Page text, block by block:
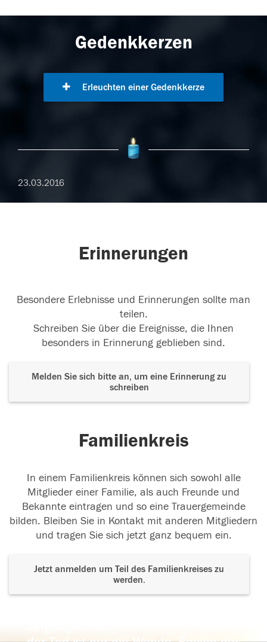
Gedenkkerzen
Erleuchten einer Gedenkkerze
23.03.2016
Erinnerungen
Besondere Erlebnisse und Erinnerungen sollte man
teilen.
Schreiben Sie über die Ereignisse, die Ihnen
besonders in Erinnerung geblieben sind.
Melden Sie sich bitte an, um eine Erinnerung zu
schreiben
Familienkreis
In einem Familienkreis können sich sowohl alle
Mitglieder einer Familie, als auch Freunde und
Bekannte eintragen und so eine Trauergemeinde
bilden. Bleiben Sie in Kontakt mit anderen Mitgliedern
und tragen Sie sich jetzt ganz bequem ein.
Jetzt anmelden um Teil des Familienkreises zu
werden.